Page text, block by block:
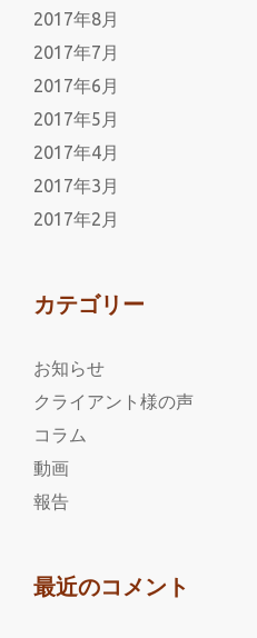
2017年8月
2017年7月
2017年6月
2017年5月
2017年4月
2017年3月
2017年2月
カテゴリー
お知らせ
クライアント様の声
コラム
動画
報告
最近のコメント